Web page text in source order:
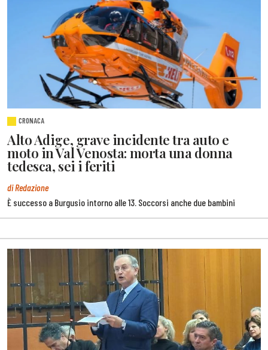
CRONACA
Alto Adige, grave incidente tra auto e
moto in Val Venosta: morta una donna
tedesca, sei i feriti
di Redazione
È successo a Burgusio intorno alle 13. Soccorsi anche due bambini